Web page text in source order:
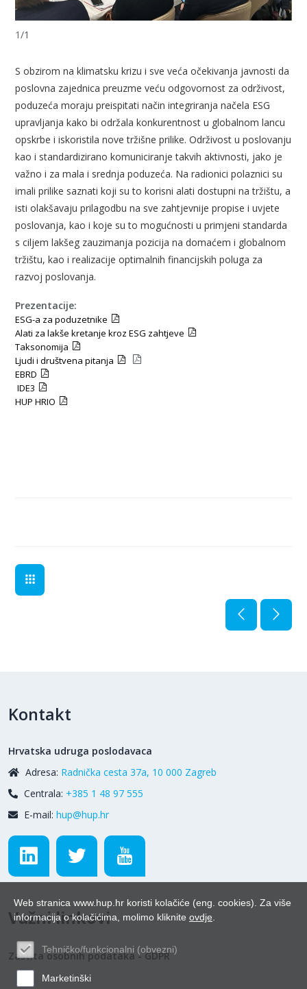
1/1
S obzirom na klimatsku krizu i sve veća očekivanja javnosti da
poslovna zajednica preuzme veću odgovornost za održivost,
poduzeća moraju preispitati način integriranja načela ESG
upravljanja kako bi održala konkurentnost u globalnom lancu
opskrbe i iskoristila nove tržišne prilike. Održivost u poslovanju
kao i standardizirano komuniciranje takvih aktivnosti, jako je
važno i za mala i srednja poduzeća. Na radionici polaznici su
imali prilike saznati koji su to korisni alati dostupni na tržištu, a
isti olakšavaju prilagodbu na sve zahtjevnije propise i uvjete
poslovanja, kao i koje su to mogućnosti u primjeni standarda
s ciljem lakšeg zauzimanja pozicija na domaćem i globalnom
tržištu, kao i realizacije optimalnih financijskih poluga za
razvoj poslovanja.
Prezentacije:
ESG-a za poduzetnike
Alati za lakše kretanje kroz ESG zahtjeve
Taksonomija
Ljudi i društvena pitanja
EBRD
IDE3
HUP HRIO
Kontakt
Hrvatska udruga poslodavaca
Adresa: Radnička cesta 37a, 10 000 Zagreb
Centrala: +385 1 48 97 555
E-mail: hup@hup.hr
Važni linkovi
Zaštita osobnih podataka - GDPR
Web stranica www.hup.hr koristi kolačiće (eng. cookies). Za više
informacija o kolačićima, molimo kliknite ovdje
Tehničko/funkcionalni (obvezni)
Marketinški